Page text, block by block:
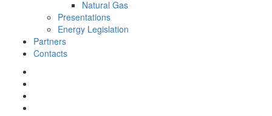
Natural Gas
Presentations
Energy Legislation
Partners
Contacts